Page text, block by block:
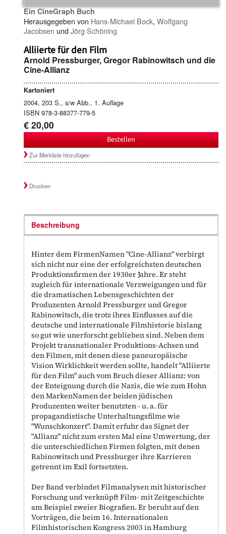
Ein CineGraph Buch
Herausgegeben von Hans-Michael Bock, Wolfgang
Jacobsen undJörg Schöning
Alliierte für den Film
Arnold Pressburger, Gregor Rabinowitsch und die
Cine-Allianz
Kartoniert
2004, 203 S., s/w Abb., 1. Auflage
ISBN 978-3-88377-779-5
€ 20,00
Bestellen
Zur Merkliste hinzufügen
Drucken
Beschreibung
Hinter dem FirmenNamen "Cine-Allianz" verbirgt
sich nicht nur eine der erfolgreichsten deutschen
Produktionsfirmen der 1930er Jahre. Er steht
zugleich für internationale Verzweigungen und für
die dramatischen Lebensgeschichten der
Produzenten Arnold Pressburger und Gregor
Rabinowitsch, die trotz ihres Einflusses auf die
deutsche und internationale Filmhistorie bislang
so gut wie unerforscht geblieben sind. Neben dem
Projekt transnationaler Produktions-Achsen und
den Filmen, mit denen diese paneuropäische
Vision Wirklichkeit werden sollte, handelt "Alliierte
für den Film" auch vom Bruch dieser Allianz: von
der Enteignung durch die Nazis, die wie zum Hohn
den MarkenNamen der beiden jüdischen
Produzenten weiter benutzten - u. a. für
propagandistische Unterhaltungsfilme wie
"Wunschkonzert". Damit erfuhr das Signet der
"Allianz" nicht zum ersten Mal eine Umwertung, der
die unterschiedlichen Firmen folgten, mit denen
Rabinowitsch und Pressburger ihre Karrieren
getrennt im Exil fortsetzten.
Der Band verbindet Filmanalysen mit historischer
Forschung und verknüpft Film- mit Zeitgeschichte
am Beispiel zweier Biografien. Er beruht auf den
Vorträgen, die beim 16. Internationalen
Filmhistorischen Kongress 2003 in Hamburg